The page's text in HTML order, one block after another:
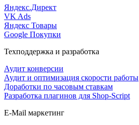
Яндекс.Директ
VK Ads
Яндекс Товары
Google Покупки
Техподдержка и разработка
Аудит конверсии
Аудит и оптимизация скорости работы
Доработки по часовым ставкам
Разработка плагинов для Shop-Script
E-Mail маркетинг